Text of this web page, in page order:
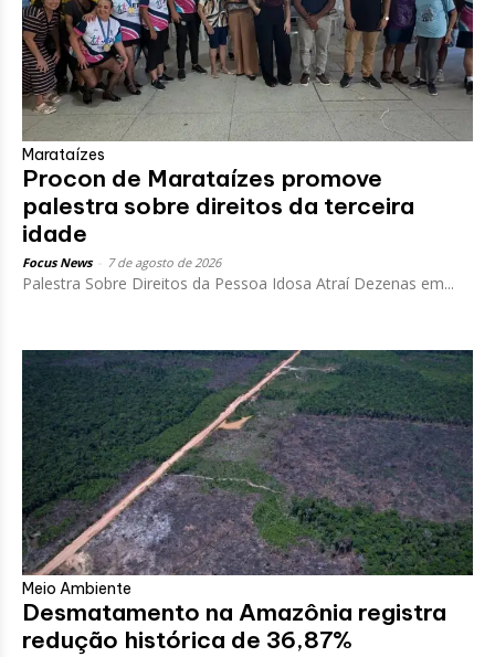
Marataízes
Procon de Marataízes promove
palestra sobre direitos da terceira
idade
Focus News 7 de agosto de 2026
Palestra Sobre Direitos da Pessoa Idosa Atraí Dezenas em...
Meio Ambiente
Desmatamento na Amazônia registra
redução histórica de 36,87%